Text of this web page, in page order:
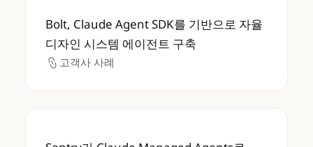
Bolt, Claude Agent SDK를 기반으로 자율 디
Bolt, Claude Agent SDK를 기반으로 자율
디자인 시스템 에이전트 구축
고객사 사례
고객사 사례
Sentry가 Claude Managed Agents로 엔드